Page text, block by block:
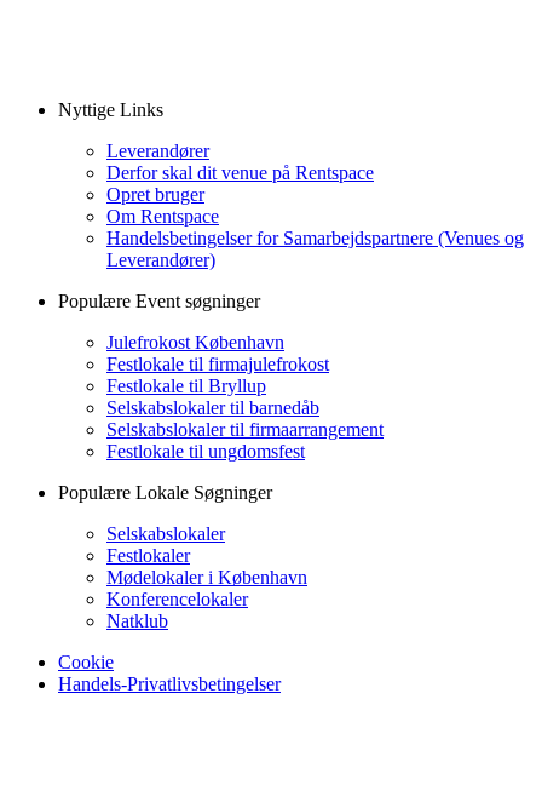
Nyttige Links
Leverandører
Derfor skal dit venue på Rentspace
Opret bruger
Om Rentspace
Handelsbetingelser for Samarbejdspartnere (Venues og
Leverandører)
Populære Event søgninger
Julefrokost København
Festlokale til firmajulefrokost
Festlokale til Bryllup
Selskabslokaler til barnedåb
Selskabslokaler til firmaarrangement
Festlokale til ungdomsfest
Populære Lokale Søgninger
Selskabslokaler
Festlokaler
Mødelokaler i København
Konferencelokaler
Natklub
Cookie
Handels-Privatlivsbetingelser